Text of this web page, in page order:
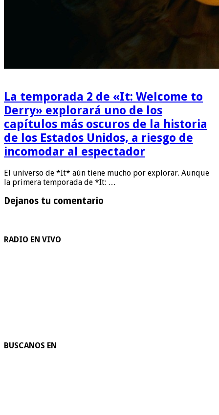
La temporada 2 de «It: Welcome to
Derry» explorará uno de los
capítulos más oscuros de la historia
de los Estados Unidos, a riesgo de
incomodar al espectador
El universo de *It* aún tiene mucho por explorar. Aunque
la primera temporada de *It: …
Dejanos tu comentario
RADIO EN VIVO
BUSCANOS EN